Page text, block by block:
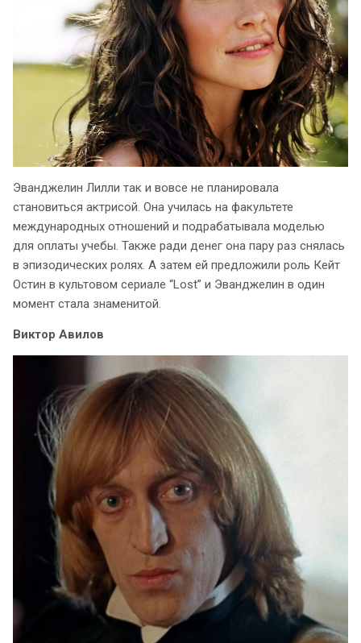
Эванджелин Лилли так и вовсе не планировала
становиться актрисой. Она училась на факультете
международных отношений и подрабатывала моделью
для оплаты учебы. Также ради денег она пару раз снялась
в эпизодических ролях. А затем ей предложили роль Кейт
Остин в культовом сериале “Lost” и Эванджелин в один
момент стала знаменитой.
Виктор Авилов